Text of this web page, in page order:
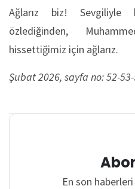
Ağlarız biz! Sevgiliyle
özlediğinden,
hissettiğimiz için ağlarız.
Şubat2026, sayfa no: 52-
En son